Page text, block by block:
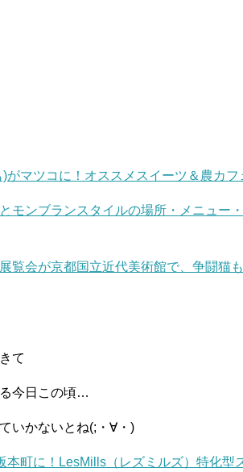
がマツコに！オススメスイーツ＆農カフ
モンブランスタイルの場所・メニュー
覧会が京都国立近代美術館で、争闘猫
て
今日この頃…
いかないとね(;・∀・)
本町に！LesMills（レズミルズ）特化型